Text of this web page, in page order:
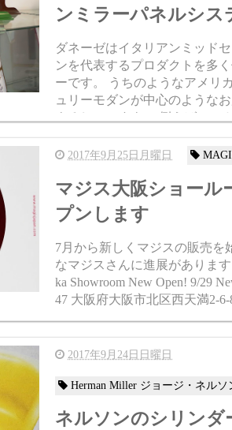
ンミラーパネルシス
ダネーゼはイタリアンミッド
ンを代表するプロダクトを多
ーです。 うちのようなアメリカンミッドセンチ
ュリーモダンが中心のような
よろしいですよ。 例えばこのカレンダー”フォル
モサ”なんかはイームズハウス
る写真...
2017年9月25日月曜日
マジス大阪ショール
プンします
7月から新しくマジスの販売を始め
なマジスさんに進展がありますよ。
ka Showroom New Open! 9/29 New Open ! 〒530-00
47 大阪府大阪市北区西天満2-6-8 堂島ビルヂング
2017年9月24日日曜日
Herman Miller ジョージ・ネルソ
ネルソンのシリンダ